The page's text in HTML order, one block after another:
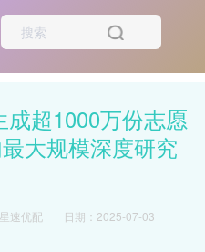
超1000万份志愿
大规模深度研究
速优配
日期：2025-07-03